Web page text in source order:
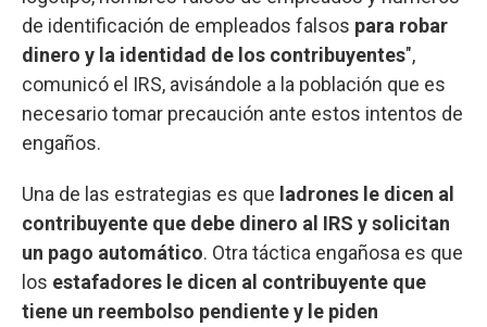
de identificación de empleados falsos para robar
dinero y la identidad de los contribuyentes",
comunicó el IRS, avisándole a la población que es
necesario tomar precaución ante estos intentos de
engaños.
Una de las estrategias es que ladrones le dicen al
contribuyente que debe dinero al IRS y solicitan
un pago automático. Otra táctica engañosa es que
los estafadores le dicen al contribuyente que
tiene un reembolso pendiente y le piden